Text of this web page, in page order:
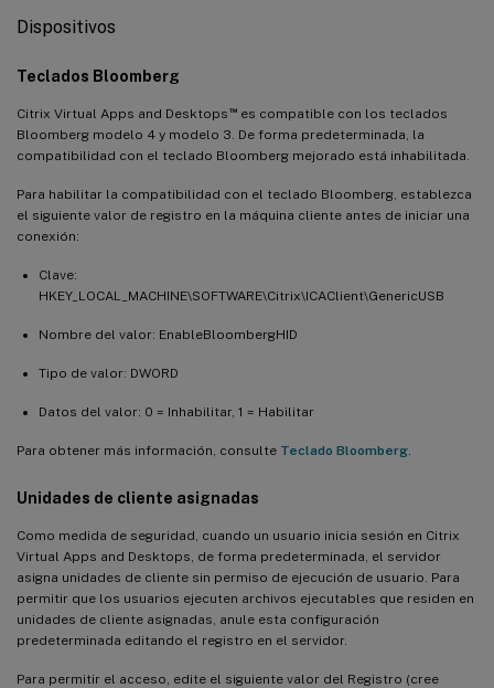
Dispositivos
Teclados Bloomberg
Citrix Virtual Apps and Desktops ™es compatible con los teclados
Bloomberg modelo 4 y modelo 3. De forma predeterminada, la
compatibilidad con el teclado Bloomberg mejorado está inhabilitada.
Para habilitar la compatibilidad con el teclado Bloomberg, establezca
el siguiente valor de registro en la máquina cliente antes de iniciar una
conexión:
Clave:
HKEY_LOCAL_MACHINE\SOFTWARE\Citrix\ICAClient\GenericUSB
Nombre del valor: EnableBloombergHID
Tipo de valor: DWORD
Datos del valor: 0 = Inhabilitar, 1 = Habilitar
Para obtener más información, consulte Teclado Bloomberg
Unidades de cliente asignadas
Como medida de seguridad, cuando un usuario inicia sesión en Citrix
Virtual Apps and Desktops, de forma predeterminada, el servidor
asigna unidades de cliente sin permiso de ejecución de usuario. Para
permitir que los usuarios ejecuten archivos ejecutables que residen en
unidades de cliente asignadas, anule esta configuración
predeterminada editando el registro en el servidor.
Para permitir el acceso, edite el siguiente valor del Registro (cree